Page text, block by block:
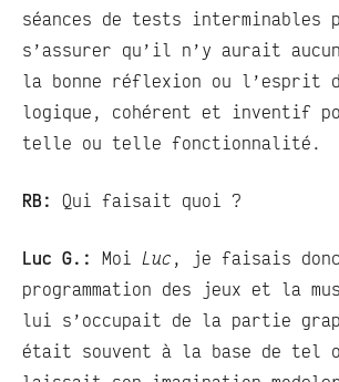
séances de tests interminables
s’assurer qu’il n’y aurait
la bonne réflexion ou l’esprit
logique, cohérent et inventif
telle ou telle fonctionnalité.
RB: Qui faisait quoi ?
Luc G.: Moi Luc , je faisais
programmation des jeux et la
lui s’occupait de la partie
était souvent à la base de tel